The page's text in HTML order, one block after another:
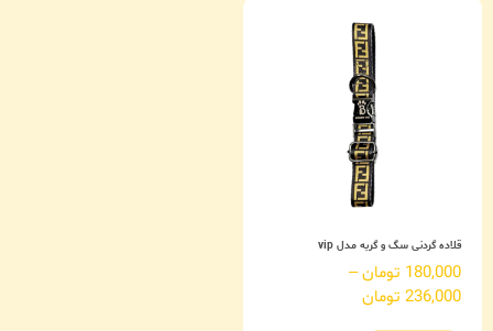
قلاده گردنی سگ و گربه مدل vip
180,000 تومان–
236,000 تومان